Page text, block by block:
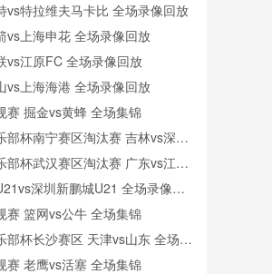
vs特拉维夫马卡比 全场录像回放
vs上海申花 全场录像回放
vs江原FC 全场录像回放
vs上海海港 全场录像回放
赛 掘金vs黄蜂 全场集锦
部杯南宁赛区淘汰赛 吉林vs深圳
部杯武汉赛区淘汰赛 广东vs江苏
深圳新鹏城U21 全场录像回
赛 篮网vs公牛 全场集锦
部杯长沙赛区 天津vs山东 全场录
赛 老鹰vs活塞 全场集锦